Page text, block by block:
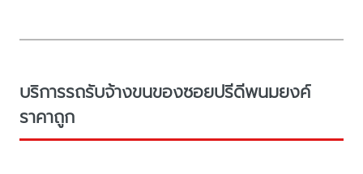
บริการรถรับจ้างขนของซอยปรีดีพนมยงค์
ราคาถูก